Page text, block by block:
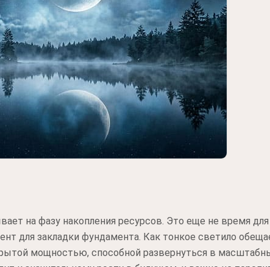
на фазу накопления ресурсов. Это еще не время
для закладки фундамента. Как тонкое светило
мощностью, способной развернуться в